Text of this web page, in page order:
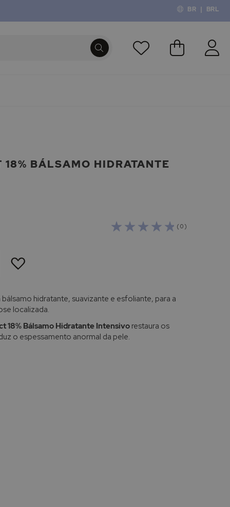
BR | BRL
O Meu
BÁLSAMO HIDRATANTE
( 0 )
LISTA
bálsamo hidratante, suavizante e esfoliante, para a
localizada.
18% Bálsamo Hidratante Intensivorestaura os
o espessamento anormal da pele.